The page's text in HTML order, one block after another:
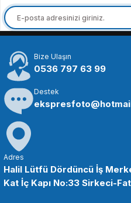
Bize Ulaşın
0536 797 63 99
Destek
Adres
Halil Lütfü Dördüncü İş
Kat İç Kapı No:33 Sirkeci-